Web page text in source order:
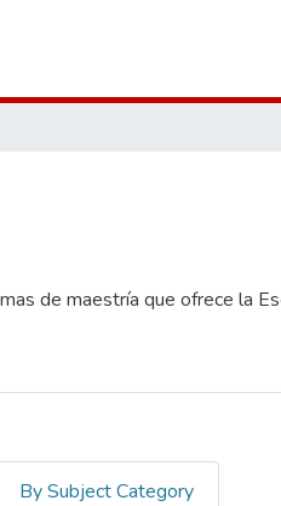
de maestría que ofrece la
By Subject Category